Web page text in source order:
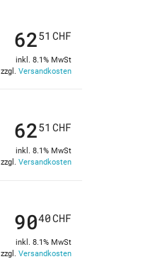
6251 CHF
inkl. 8.1% MwSt
zzgl. Versandkosten
6251 CHF
inkl. 8.1% MwSt
zzgl. Versandkosten
9040CHF
inkl. 8.1% MwSt
zzgl. Versandkosten